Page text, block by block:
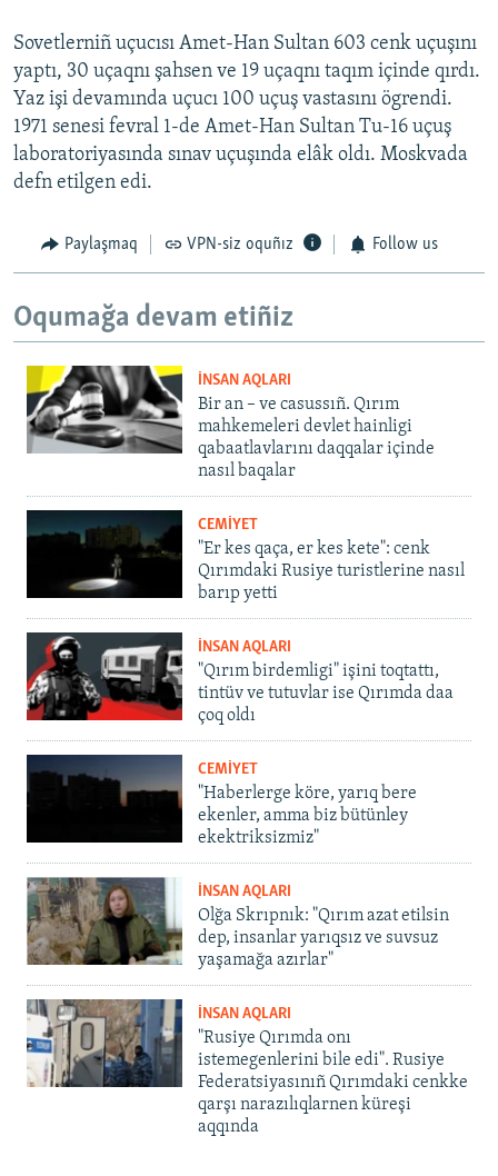
Sovetlerniñ uçucısı Amet-Han Sultan 603 cenk uçuşını
yaptı, 30 uçaqnı şahsen ve 19 uçaqnı taqım içinde qırdı.
Yaz işi devamında uçucı 100 uçuş vastasını ögrendi.
1971 senesi fevral 1-de Amet-Han Sultan Tu-16 uçuş
laboratoriyasında sınav uçuşında elâk oldı. Moskvada
defn etilgen edi.
Paylaşmaq VPN-siz oquñız Follow us
Oqumağa devam etiñiz
İNSAN AQLARI
Bir an – ve casussıñ. Qırım
mahkemeleri devlet hainligi
qabaatlavlarını daqqalar içinde
nasıl baqalar
CEMİYET
"Er kes qaça, er kes kete": cenk
Qırımdaki Rusiye turistlerine nasıl
barıp yetti
İNSAN AQLARI
"Qırım birdemligi" işini toqtattı,
tintüv ve tutuvlar ise Qırımda daa
çoq oldı
CEMİYET
"Haberlerge köre, yarıq bere
ekenler, amma biz bütünley
ekektriksizmiz"
İNSAN AQLARI
Olğa Skrıpnık: "Qırım azat etilsin
dep, insanlar yarıqsız ve suvsuz
yaşamağa azırlar"
İNSAN AQLARI
"Rusiye Qırımda onı
istemegenlerini bile edi". Rusiye
Federatsiyasınıñ Qırımdaki cenkke
qarşı narazılıqlarnen küreşi
aqqında